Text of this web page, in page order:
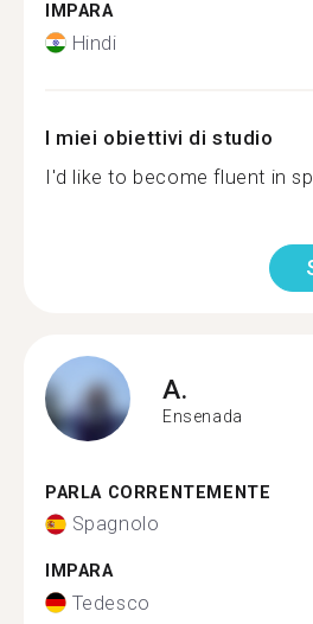
IMPARA
Hindi
I miei obiettivi di studio
I'd like to become fluent in
A.
Ensenada
PARLA CORRENTEMENTE
Spagnolo
IMPARA
Tedesco